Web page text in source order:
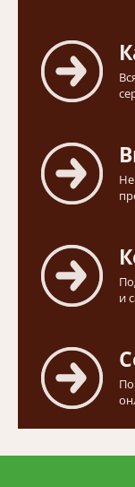
и